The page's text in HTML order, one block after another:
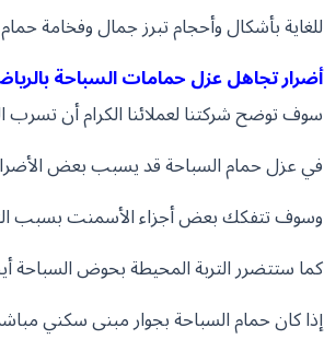
للغاية بأشكال وأحجام تبرز جمال وفخامة
أضرار تجاهل عزل حمامات السباحة
سوف توضح شركتنا لعملائنا الكرام أن
في عزل حمام السباحة قد يسبب بعض
وسوف تتفكك بعض أجزاء الأسمنت بسبب
كما ستتضرر التربة المحيطة بحوض السباحة
إذا كان حمام السباحة بجوار مبنى سكني